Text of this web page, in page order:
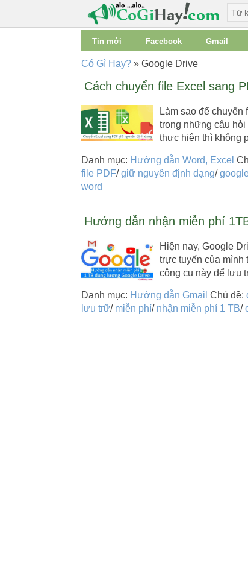
Tin mới Facebook Gmail
Có Gì Hay? »Google Drive
Cách chuyển file Excel sang
Làm sao để
trong những câu
thực hiện thì không
Danh mục: Hướng dẫn Word, Excel
file PDF/giữ nguyên định dạng/
word
Hướng dẫn nhận miễn phí
Hiện nay, Google
trực tuyến của mình
công cụ này để lưu
Danh mục: Hướng dẫn Gmail Chủ đề:
lưu trữ/ miễn phí/ nhận miễn phí 1 TB/